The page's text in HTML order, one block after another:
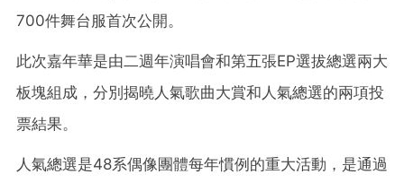
700件舞台服首次公開。
此次嘉年華是由二週年演唱會和第五張EP選拔總選兩大
板塊組成，分別揭曉人氣歌曲大賞和人氣總選的兩項投
票結果。
人氣總選是48系偶像團體每年慣例的重大活動，是通過